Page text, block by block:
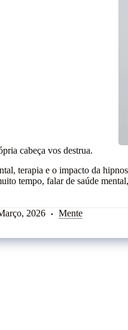
cabeça vos destrua.
terapia e o impacto da
tempo, falar de saúde
2026 Mente